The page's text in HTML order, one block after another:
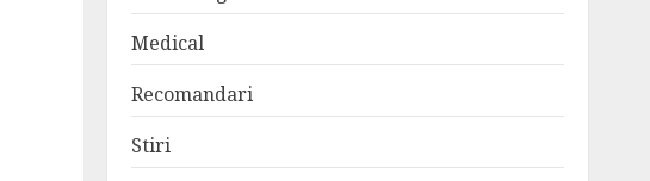
Medical
Recomandari
Stiri